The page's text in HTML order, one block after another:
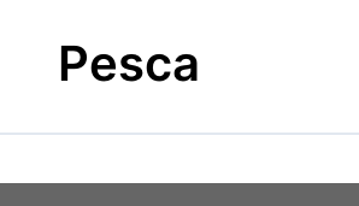
contentPesca